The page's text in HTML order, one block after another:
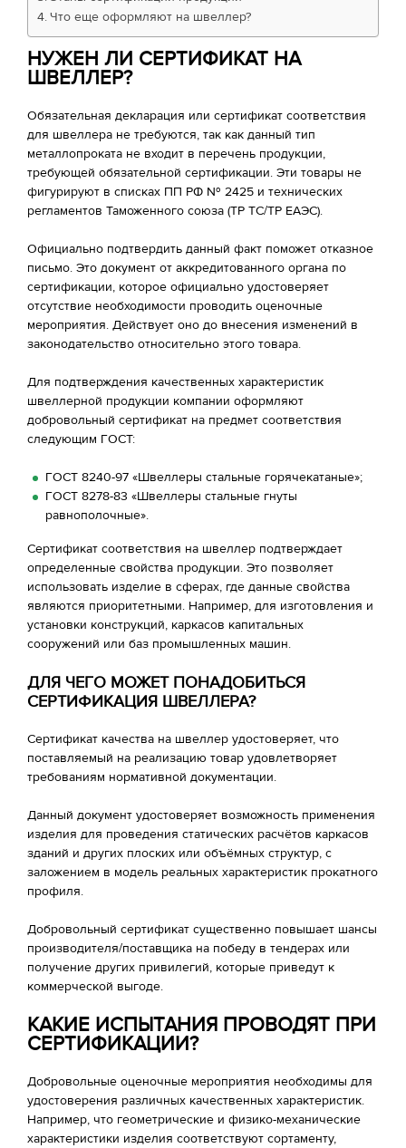
Что еще оформляют на швеллер?
НУЖЕН ЛИ СЕРТИФИКАТ НА
ШВЕЛЛЕР?
Обязательная декларация или сертификат соответствия
для швеллера не требуются, так как данный тип
металлопроката не входит в перечень продукции,
требующей обязательной сертификации. Эти товары не
фигурируют в списках ПП РФ № 2425 и технических
регламентов Таможенного союза (ТР ТС/ТР ЕАЭС).
Официально подтвердить данный факт поможет отказное
письмо. Это документ от аккредитованного органа по
сертификации, которое официально удостоверяет
отсутствие необходимости проводить оценочные
мероприятия. Действует оно до внесения изменений в
законодательство относительно этого товара.
Для подтверждения качественных характеристик
швеллерной продукции компании оформляют
добровольный сертификат на предмет соответствия
следующим ГОСТ:
ГОСТ 8240-97 «Швеллеры стальные горячекатаные»;
ГОСТ 8278-83 «Швеллеры стальные гнуты
равнополочные».
Сертификат соответствия на швеллер подтверждает
определенные свойства продукции. Это позволяет
использовать изделие в сферах, где данные свойства
являются приоритетными. Например, для изготовления и
установки конструкций, каркасов капитальных
сооружений или баз промышленных машин.
ДЛЯ ЧЕГО МОЖЕТ ПОНАДОБИТЬСЯ
СЕРТИФИКАЦИЯ ШВЕЛЛЕРА?
Сертификат качества на швеллер удостоверяет, что
поставляемый на реализацию товар удовлетворяет
требованиям нормативной документации.
Данный документ удостоверяет возможность применения
изделия для проведения статических расчётов каркасов
зданий и других плоских или объёмных структур, с
заложением в модель реальных характеристик прокатного
профиля.
Добровольный сертификат существенно повышает шансы
производителя/поставщика на победу в тендерах или
получение других привилегий, которые приведут к
коммерческой выгоде.
КАКИЕ ИСПЫТАНИЯ ПРОВОДЯТ ПРИ
СЕРТИФИКАЦИИ?
Добровольные оценочные мероприятия необходимы для
удостоверения различных качественных характеристик.
Например, что геометрические и физико-механические
характеристики изделия соответствуют сортаменту,